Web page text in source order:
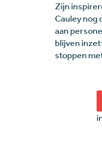
Zijn
Cauley nog
aan
blijven
stoppen